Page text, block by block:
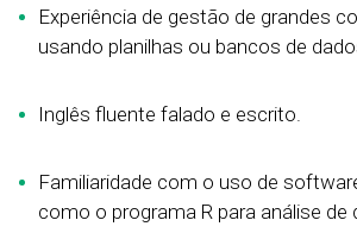
Experiência de gestão de grandes
usando planilhas ou bancos de
Inglês fluente falado e escrito.
Familiaridade com o uso de
como o programa R para análise de